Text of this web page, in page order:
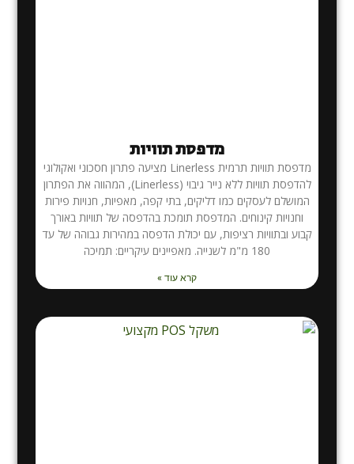
מדפסת תוויות
מדפסת תוויות תרמית Linerless מציעה פתרון חסכוני ואקולוגי
להדפסת תוויות ללא נייר גיבוי (Linerless), המהווה את הפתרון
המושלם לעסקים כמו דליקים, בתי קפה, מאפיות, חנויות פירות
וחנויות קינוחים. המדפסת תומכת בהדפסה של תוויות באורך
קבוע ובתוויות רציפות, עם יכולת הדפסה במהירות גבוהה של עד
180 מ"מ לשנייה. מאפיינים עיקריים: תמיכה
קרא עוד »